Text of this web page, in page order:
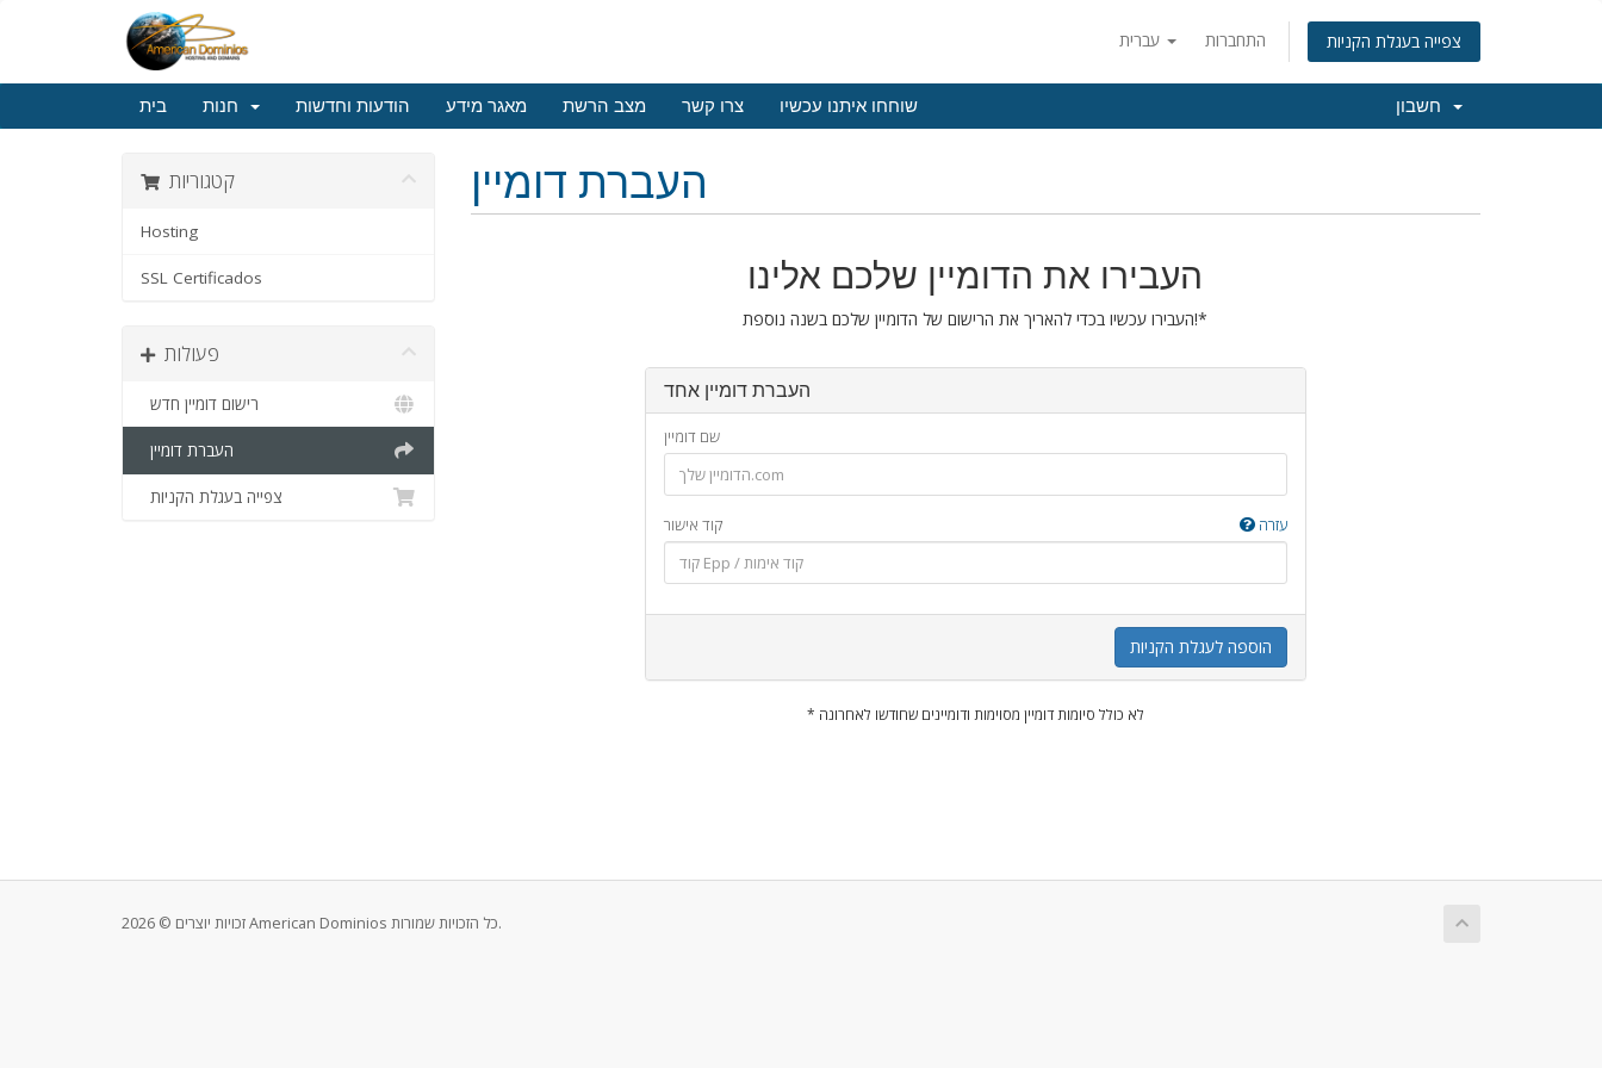
התחברות צפייה בעגלת הקניות
בית הודעות וחדשות מאגר מידע מצב הרשת צרו קשר שוחחו איתנו עכשיו
העברת דומיין קטגוריות
Hosting
SSL Certificados
פעולות
רישום דומיין חדש
העברת דומיין
צפייה בעגלת הקניות
העבירו את הדומיין שלכם אלינו
העבירו עכשיו בכדי להאריך את הרישום של הדומיין שלכם בשנה נוספת!*
העברת דומיין אחד
שם דומיין
קוד אישור עזרה
הוספה לעגלת הקניות
* לא כולל סיומות דומיין מסוימות ודומיינים שחודשו לאחרונה
זכויות יוצרים © 2026 American Dominios כל הזכויות שמורות.